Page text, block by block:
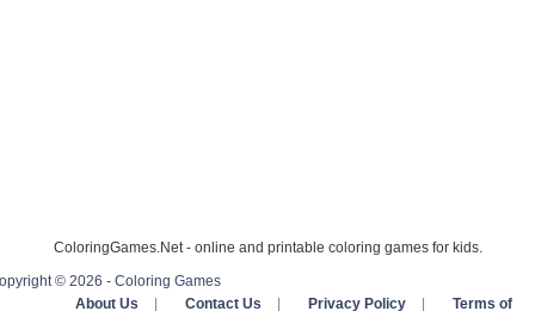
ColoringGames.Net - online and printable coloring games for kids.
© 2026 - Coloring Games
About Us
Contact Us Privacy Policy Terms of